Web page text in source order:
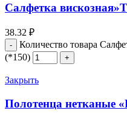
Салфетка
38.32 ₽
Количество товара
(*150)
Закрыть
Полотенца нетканые